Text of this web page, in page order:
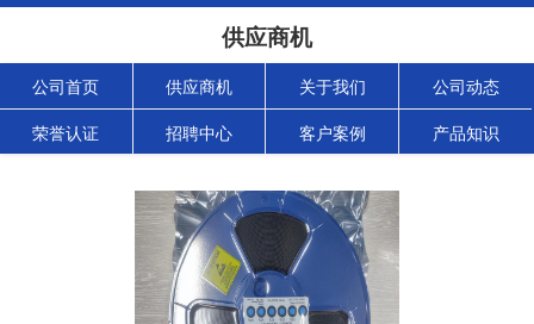
供应商机
公司首页 供应商机 关于我们 公司动态
荣誉认证 招聘中心 客户案例 产品知识